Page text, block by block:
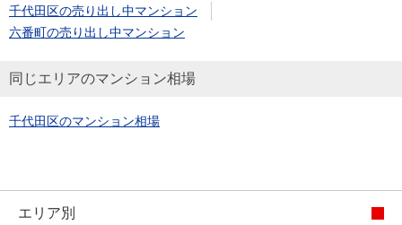
千代田区の売り出し中マンション
六番町の売り出し中マンション
同じエリアのマンション相場
千代田区のマンション相場
エリア別